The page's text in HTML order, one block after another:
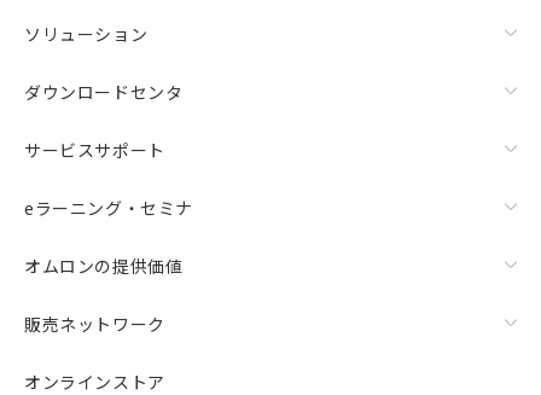
ソリューション
ダウンロードセンタ
サービスサポート
eラーニング・セミナ
オムロンの提供価値
販売ネットワーク
オンラインストア